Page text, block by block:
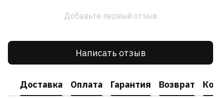
Добавьте первый отзыв
Написать отзыв
Доставка Оплата Гарантия Возврат